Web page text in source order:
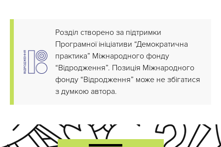
Розділ створено за підтримки
Програмної ініціативи “Демократична
практика” Міжнародного фонду
“Відродження”. Позиція Міжнародного
фонду “Відродження” може не збігатися
з думкою автора.